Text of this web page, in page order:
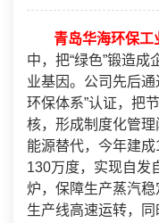
青岛华海环保工
中，把“绿色”锻造成
业基因。公司先后
环保体系”认证，把
核，形成制度化管
能源替代，今年建
130万度，实现自发
炉，保障生产蒸汽
生产线高速运转，同